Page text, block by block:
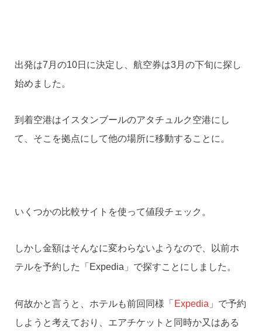
出発は7月の10日に決定し、航空券は3月の下旬に探し
始めました。
到着空港はイスタンブールのアタチュルク空港にし
て、そこを拠点にして他の場所に移動することに。
いくつかの比較サイトを使って値段チェック。
しかし金額はそんなに変わらないようなので、以前ホ
テルを予約した「Expedia」で探すことにしました。
何故かと言うと、ホテルも前回同様「 Expedia 」で予約
しようと考えており、エアチケットと同時か又はある